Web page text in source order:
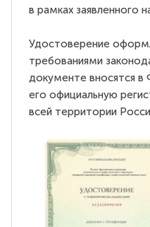
в рамках заявленного
Удостоверение
требованиями
документе вносятся
его официальную
всей территории